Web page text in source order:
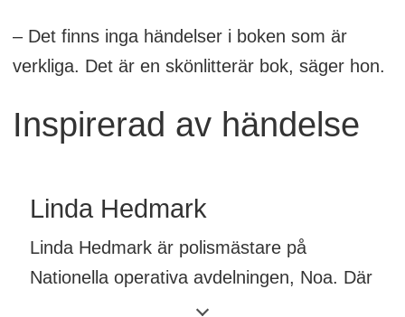
– Det finns inga händelser i boken som är
verkliga. Det är en skönlitterär bok, säger hon.
Inspirerad av händelse
Linda Hedmark
Linda Hedmark är polismästare på
Nationella operativa avdelningen, Noa. Där
är hon chef för den operativa enheten som